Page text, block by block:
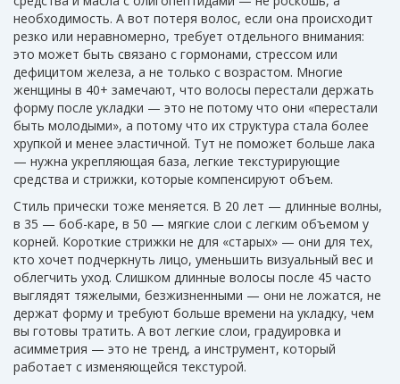
необходимость. А вот потеря волос, если она происходит
резко или неравномерно, требует отдельного внимания:
это может быть связано с гормонами, стрессом или
дефицитом железа, а не только с возрастом. Многие
женщины в 40+ замечают, что волосы перестали держать
форму после укладки — это не потому что они «перестали
быть молодыми», а потому что их структура стала более
хрупкой и менее эластичной. Тут не поможет больше лака
— нужна укрепляющая база, легкие текстурирующие
средства и стрижки, которые компенсируют объем.
Стиль прически тоже меняется. В 20 лет — длинные волны,
в 35 — боб-каре, в 50 — мягкие слои с легким объемом у
корней. Короткие стрижки не для «старых» — они для тех,
кто хочет подчеркнуть лицо, уменьшить визуальный вес и
облегчить уход. Слишком длинные волосы после 45 часто
выглядят тяжелыми, безжизненными — они не ложатся, не
держат форму и требуют больше времени на укладку, чем
вы готовы тратить. А вот легкие слои, градуировка и
асимметрия — это не тренд, а инструмент, который
работает с изменяющейся текстурой.